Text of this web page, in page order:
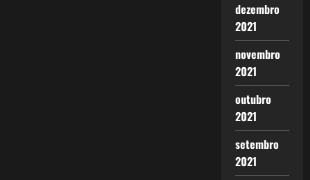
dezembro
2021
novembro
2021
outubro
2021
setembro
2021